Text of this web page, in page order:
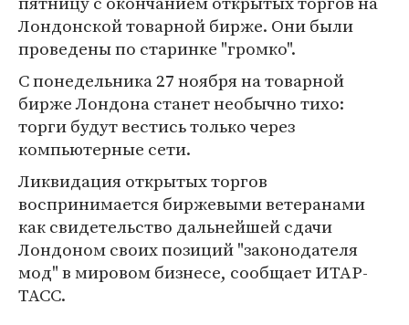
Лондонской товарной бирже. Они были
проведены по старинке "громко".
С понедельника 27 ноября на товарной
бирже Лондона станет необычно тихо:
торги будут вестись только через
компьютерные сети.
Ликвидация открытых торгов
воспринимается биржевыми ветеранами
как свидетельство дальнейшей сдачи
Лондоном своих позиций "законодателя
мод" в мировом бизнесе, сообщает ИТАР-
ТАСС.